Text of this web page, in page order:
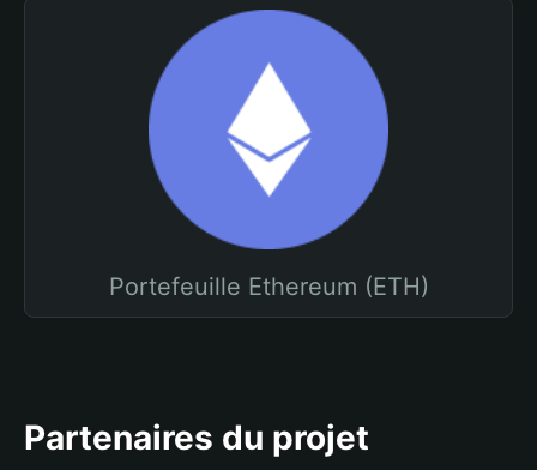
Portefeuille Ethereum (ETH)
Partenaires du projet